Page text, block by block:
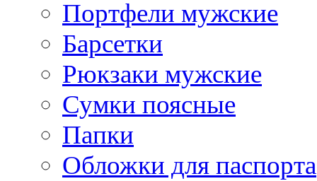
Портфели мужские
Барсетки
Рюкзаки мужские
Сумки поясные
Папки
Обложки для паспорта